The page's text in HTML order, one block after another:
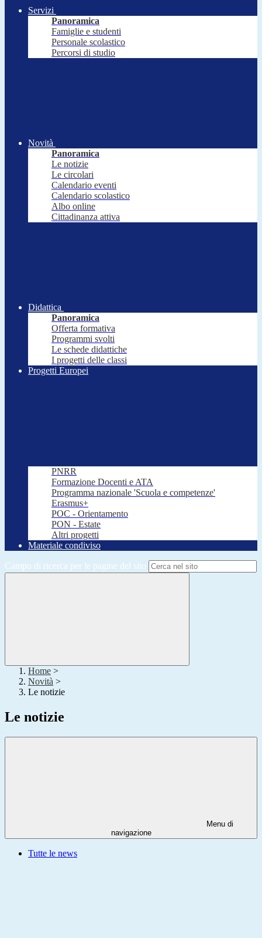
Servizi
Panoramica
Famiglie e studenti
Personale scolastico
Percorsi di studio
Novità
Panoramica
Le notizie
Le circolari
Calendario eventi
Calendario scolastico
Albo online
Cittadinanza attiva
Didattica
Panoramica
Offerta formativa
Programmi svolti
Le schede didattiche
I progetti delle classi
Progetti Europei
PNRR
Formazione Docenti e ATA
Programma nazionale 'Scuola e competenze'
Erasmus+
POC - Orientamento
PON - Estate
Altri progetti
Materiale condiviso
Campo di ricerca per le pagine del sito
Home >
Novità >
Le notizie
Le notizie
Menu di
navigazione
Tutte le news